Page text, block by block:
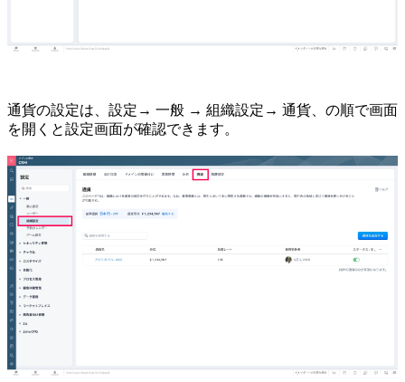
通貨の設定は、設定→ 一般 → 組織設定→ 通貨、の順で画面
を開くと設定画面が確認できます。